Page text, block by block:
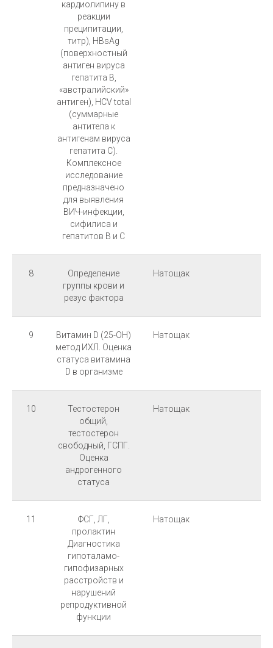
кардиолипину в
реакции
преципитации,
титр), HBsAg
(поверхностный
антиген вируса
гепатита B,
«австралийский»
антиген), HCV total
(суммарные
антитела к
антигенам вируса
гепатита C).
Комплексное
исследование
предназначено
для выявления
ВИЧ-инфекции,
сифилиса и
гепатитов В и С
8
Определение
группы крови и
резус фактора
Натощак
9
Витамин D (25-OH)
метод ИХЛ. Оценка
статуса витамина
D в организме
Натощак
10
Тестостерон
общий,
тестостерон
свободный, ГСПГ.
Оценка
андрогенного
статуса
Натощак
11
ФСГ, ЛГ,
пролактин
Диагностика
гипоталамо-
гипофизарных
расстройств и
нарушений
репродуктивной
функции
Натощак